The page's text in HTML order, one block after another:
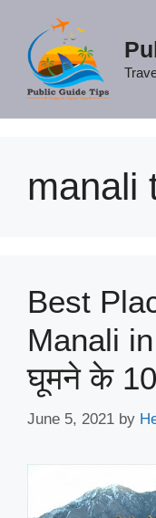
content
manali
Best
Manali
घूमने के
June 5, 2021 by